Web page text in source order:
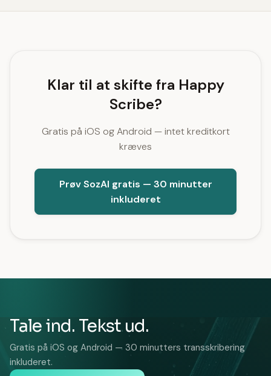
Klar til at skifte fra Happy
Scribe?
Gratis på iOS og Android — intet kreditkort
kræves
Prøv SozAI gratis — 30 minutter
inkluderet
Tale ind. Tekst ud.
Gratis på iOS og Android — 30 minutters transskribering
inkluderet.